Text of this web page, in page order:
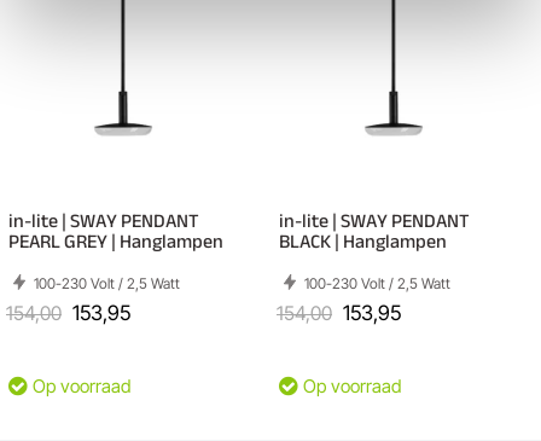
in-lite | SWAY PENDANT
PEARL GREY | Hanglampen
100-230 Volt / 2,5 Watt
154,00 153,95
Op voorraad
in-lite | SWAY PENDANT
BLACK | Hanglampen
100-230 Volt / 2,5 Watt
154,00 153,95
Op voorraad